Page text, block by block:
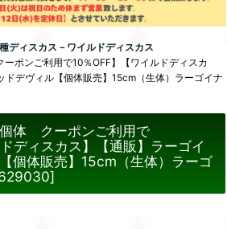
ディスカス－ワイルドディスカス
ポンご利用で10％OFF】【ワイルドディスカ
ドデヴィル【個体販売】15cm（生体）ラーゴイナ
個体 クーポンご利用で
ディスカス】【通販】ラーゴイ
個体販売】15cm（生体）ラーゴ
]